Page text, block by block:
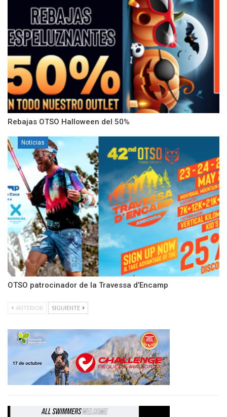
Rebajas OTSO Halloween del 50%
Noticias
OTSO patrocinador de la Travessa d’Encamp
ANTERIOR SIGUIENTE